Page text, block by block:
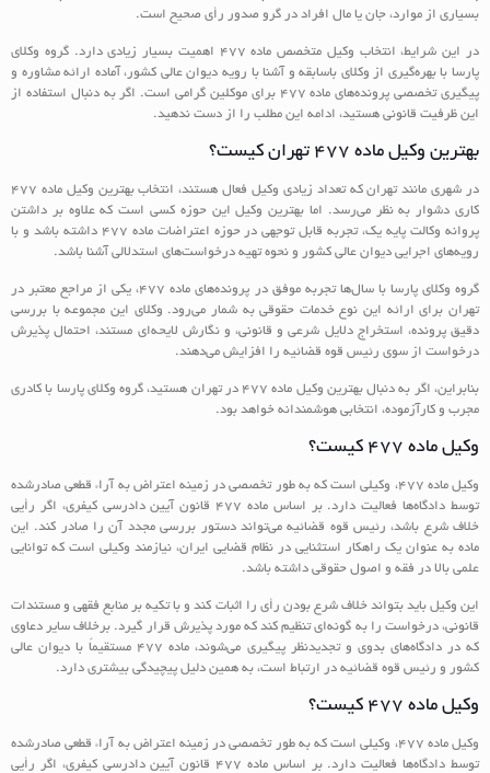
بسیاری از موارد، جان یا مال افراد در گرو صدور رأی صحیح است.
در این شرایط، انتخاب وکیل متخصص ماده ۴۷۷ اهمیت بسیار زیادی دارد. گروه وکلای
پارسا با بهره‌گیری از وکلای باسابقه و آشنا با رویه دیوان عالی کشور، آماده ارائه مشاوره و
پیگیری تخصصی پرونده‌های ماده ۴۷۷ برای موکلین گرامی است. اگر به دنبال استفاده از
این ظرفیت قانونی هستید، ادامه این مطلب را از دست ندهید.
بهترین وکیل ماده ۴۷۷ تهران کیست؟
در شهری مانند تهران که تعداد زیادی وکیل فعال هستند، انتخاب بهترین وکیل ماده ۴۷۷
کاری دشوار به نظر می‌رسد. اما بهترین وکیل این حوزه کسی است که علاوه بر داشتن
پروانه وکالت پایه یک، تجربه قابل توجهی در حوزه اعتراضات ماده ۴۷۷ داشته باشد و با
رویه‌های اجرایی دیوان عالی کشور و نحوه تهیه درخواست‌های استدلالی آشنا باشد.
گروه وکلای پارسا با سال‌ها تجربه موفق در پرونده‌های ماده ۴۷۷، یکی از مراجع معتبر در
تهران برای ارائه این نوع خدمات حقوقی به شمار می‌رود. وکلای این مجموعه با بررسی
دقیق پرونده، استخراج دلایل شرعی و قانونی، و نگارش لایحه‌ای مستند، احتمال پذیرش
درخواست از سوی رئیس قوه قضائیه را افزایش می‌دهند.
بنابراین، اگر به دنبال بهترین وکیل ماده ۴۷۷ در تهران هستید، گروه وکلای پارسا با کادری
مجرب و کارآزموده، انتخابی هوشمندانه خواهد بود.
وکیل ماده ۴۷۷ کیست؟
وکیل ماده ۴۷۷، وکیلی است که به طور تخصصی در زمینه اعتراض به آراء قطعی صادرشده
توسط دادگاه‌ها فعالیت دارد. بر اساس ماده ۴۷۷ قانون آیین دادرسی کیفری، اگر رأیی
خلاف شرع باشد، رئیس قوه قضائیه می‌تواند دستور بررسی مجدد آن را صادر کند. این
ماده به عنوان یک راهکار استثنایی در نظام قضایی ایران، نیازمند وکیلی است که توانایی
علمی بالا در فقه و اصول حقوقی داشته باشد.
این وکیل باید بتواند خلاف شرع بودن رأی را اثبات کند و با تکیه بر منابع فقهی و مستندات
قانونی، درخواست را به گونه‌ای تنظیم کند که مورد پذیرش قرار گیرد. برخلاف سایر دعاوی
که در دادگاه‌های بدوی و تجدیدنظر پیگیری می‌شوند، ماده ۴۷۷ مستقیماً با دیوان عالی
کشور و رئیس قوه قضائیه در ارتباط است، به همین دلیل پیچیدگی بیشتری دارد.
وکیل ماده ۴۷۷ کیست؟
وکیل ماده ۴۷۷، وکیلی است که به طور تخصصی در زمینه اعتراض به آراء قطعی صادرشده
توسط دادگاه‌ها فعالیت دارد. بر اساس ماده ۴۷۷ قانون آیین دادرسی کیفری، اگر رأیی